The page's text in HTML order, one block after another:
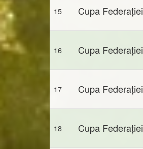
15 Cupa Federației
16 Cupa Federației
17 Cupa Federației
18 Cupa Federației